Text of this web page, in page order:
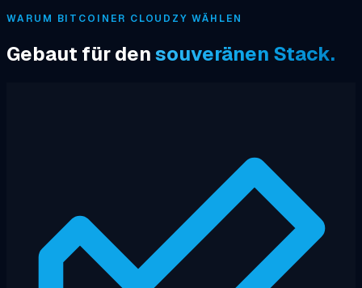
WARUM BITCOINER CLOUDZY WÄHLEN
Gebaut für densouveränen Stack.